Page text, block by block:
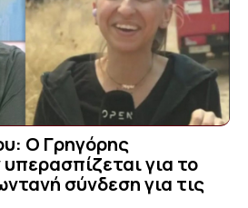
Ο Γρηγόρης
για το
σύνδεση για τις